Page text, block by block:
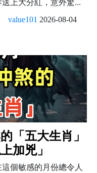
上大分紅，意外驚...
value101 2026-08-04
「五大生肖」
加兇」
個敏感的月份總令人